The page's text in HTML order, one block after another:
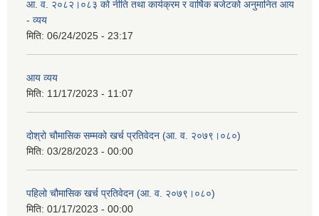
आ. व. २०८२।०८३ को नीति तथा कार्यक्रम र वार्षिक बजेटको अनुमानित आय
- व्यय
मिति: 06/24/2025 - 23:17
आय व्यय
मिति: 11/17/2023 - 11:07
दोश्रो चौमासिक सम्मको खर्च प्रतिवेदन (आ. व. २०७९।०८०)
मिति: 03/28/2023 - 00:00
पहिलो चौमासिक खर्च प्रतिवेदन (आ. व. २०७९।०८०)
मिति: 01/17/2023 - 00:00